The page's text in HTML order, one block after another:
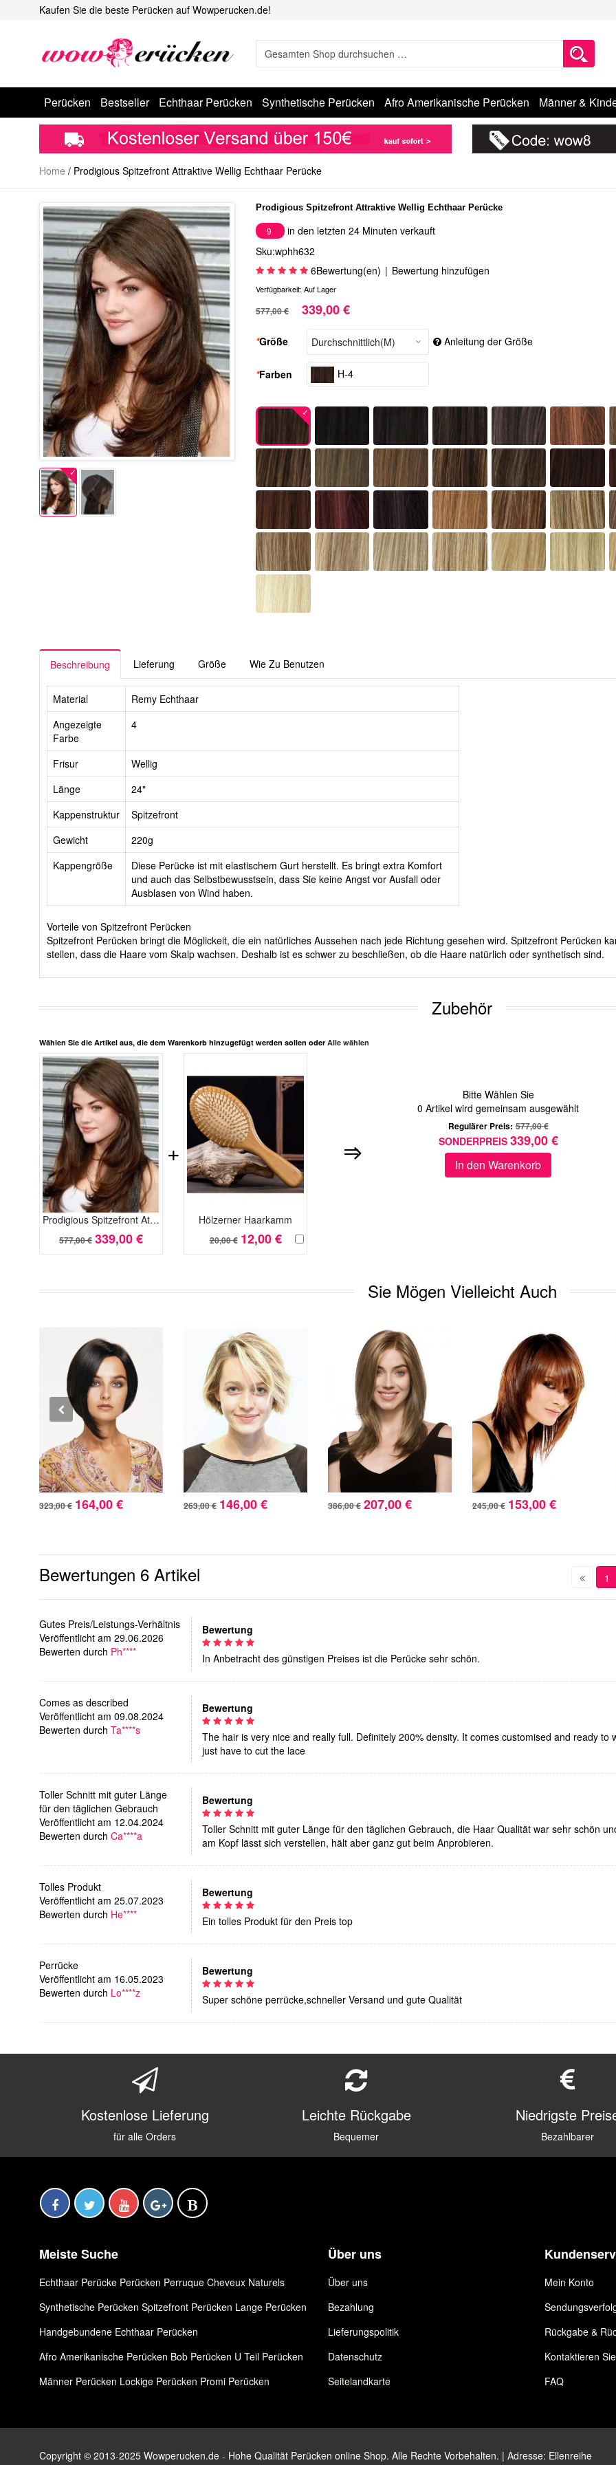
Kaufen Sie die beste Perücken auf Wowperucken.de!
Perücken Bestseller Echthaar Perücken Synthetische Perücken Afro Amerikanische Perücken Männer &
Home / Prodigious Spitzefront Attraktive Wellig Echthaar Perücke
Prodigious Spitzefront Attraktive Wellig Echthaar Perücke
9
in den letzten 24 Minuten verkauft
Sku:wphh632
6Bewertung(en) | Bewertung hinzufügen
Verfügbarkeit: Auf Lager
577,00 € 339,00 €
*Größe Anleitung der Größe
*Farben H-4
Beschreibung Lieferung Größe Wie Zu Benutzen
Material
Remy Echthaar
Angezeigte
Farbe
4
Frisur
Wellig
Länge
24"
Kappenstruktur
Spitzefront
Gewicht
220g
Kappengröße
Diese Perücke ist mit elastischem Gurt herstellt. Es bringt extra Komfort
und auch das Selbstbewusstsein, dass Sie keine Angst vor Ausfall oder
Ausblasen von Wind haben.
Vorteile von Spitzefront Perücken
Spitzefront Perücken bringt die Möglickeit, die ein natürliches Aussehen nach jede Richtung gesehen wird. Spitzefront Perücken
stellen, dass die Haare vom Skalp wachsen. Deshalb ist es schwer zu beschließen, ob die Haare natürlich oder synthetisch sind.
Zubehör
Wählen Sie die Artikel aus, die dem Warenkorb hinzugefügt werden sollen oder Alle wählen
Prodigious Spitzefront Attraktive Wellig Echthaar Perücke
577,00 € 339,00 €
Hölzerner Haarkamm
20,00 € 12,00 €
+
Bitte Wählen Sie
0 Artikel wird gemeinsam ausgewählt
Regulärer Preis: 577,00 €
SONDERPREIS 339,00 €
In den Warenkorb
Sie Mögen Vielleicht Auch
323,00 € 164,00 € 263,00 € 146,00 € 386,00 € 207,00 € 245,00 € 153,00 €
Bewertungen 6 Artikel 1
Gutes Preis/Leistungs-Verhältnis
Veröffentlicht am 29.06.2026
Bewerten durch Ph****
Bewertung
In Anbetracht des günstigen Preises ist die Perücke sehr schön.
Comes as described
Veröffentlicht am 09.08.2024
Bewerten durch Ta****s
Bewertung
The hair is very nice and really full. Definitely 200% density. It comes customised and ready to
just have to cut the lace
Toller Schnitt mit guter Länge
für den täglichen Gebrauch
Veröffentlicht am 12.04.2024
Bewerten durch Ca****a
Bewertung
Toller Schnitt mit guter Länge für den täglichen Gebrauch, die Haar Qualität war sehr schön
am Kopf lässt sich verstellen, hält aber ganz gut beim Anprobieren.
Tolles Produkt
Veröffentlicht am 25.07.2023
Bewerten durch He****
Bewertung
Ein tolles Produkt für den Preis top
Perrücke
Veröffentlicht am 16.05.2023
Bewerten durch Lo****z
Bewertung
Super schöne perrücke,schneller Versand und gute Qualität
Kostenlose Lieferung
für alle Orders
Leichte Rückgabe
Bequemer
Niedrigste
Bezahlbarer
Meiste Suche
Echthaar Perücke Perücken Perruque Cheveux Naturels
Synthetische Perücken Spitzefront Perücken Lange Perücken
Handgebundene Echthaar Perücken
Afro Amerikanische Perücken Bob Perücken U Teil Perücken
Männer Perücken Lockige Perücken Promi Perücken
Über uns
Über uns
Bezahlung
Lieferungspolitik
Datenschutz
Seitelandkarte
Mein Konto
Rückgabe &
Kontaktieren
FAQ
Copyright © 2013-2025 Wowperucken.de - Hohe Qualität Perücken online Shop. Alle Rechte Vorbehalten. | Adresse: Ellenreihe